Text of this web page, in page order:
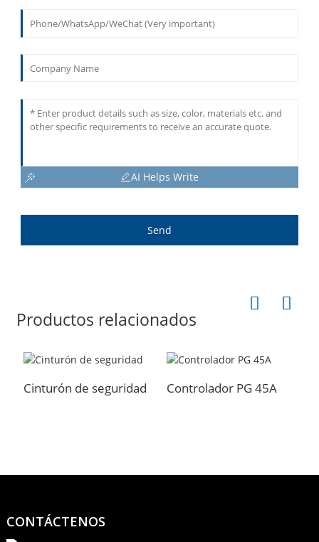
AI Helps Write
Send
Productos relacionados
Cinturón de seguridad Controlador PG 45A
CONTÁCTENOS